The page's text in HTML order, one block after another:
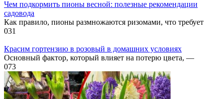
Чем подкормить пионы весной: полезные рекомендации
садовода
Как правило, пионы размножаются ризомами, что требует
031
Красим гортензию в розовый в домашних условиях
Основный фактор, который влияет на потерю цвета, —
073